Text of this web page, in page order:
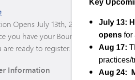
Opens July 13th, 2026 All
have your Bound Family account
ready to register.
Information
Key
July 13:
opens for
Aug 17:
practices/
Aug 24: